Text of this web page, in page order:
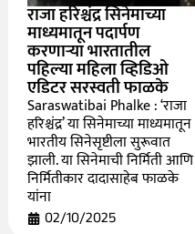
राजा हरिश्चंद्र सिनेमाच्या
माध्यमातून पदार्पण
करणाऱ्या भारतातील
पहिल्या महिला व्हिडिओ
एडिटर सरस्वती फाळके
Saraswatibai Phalke : ‘राजा
हरिश्चंद्र’ या सिनेमाच्या माध्यमातून
भारतीय सिनेसृष्टीला सुरूवात
झाली. या सिनेमाची निर्मिती आणि
निर्मितीकार दादासाहेब फाळके
यांना
02/10/2025